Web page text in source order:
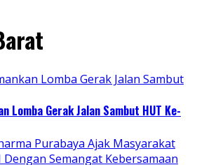
Lomba Gerak Jalan Sambut HUT Ke-